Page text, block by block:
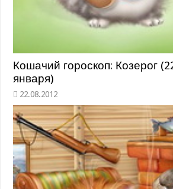
Кошачий гороскоп: Козерог
января)